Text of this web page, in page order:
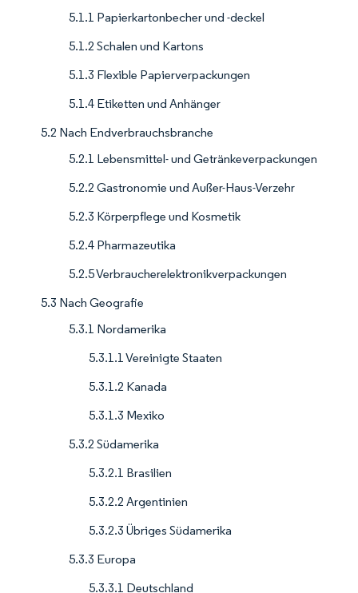
5.1.1 Papierkartonbecher und -deckel
5.1.2 Schalen und Kartons
5.1.3 Flexible Papierverpackungen
5.1.4 Etiketten und Anhänger
5.2 Nach Endverbrauchsbranche
5.2.1 Lebensmittel- und Getränkeverpackungen
5.2.2 Gastronomie und Außer-Haus-Verzehr
5.2.3 Körperpflege und Kosmetik
5.2.4 Pharmazeutika
5.2.5 Verbraucherelektronikverpackungen
5.3 Nach Geografie
5.3.1 Nordamerika
5.3.1.1 Vereinigte Staaten
5.3.1.2 Kanada
5.3.1.3 Mexiko
5.3.2 Südamerika
5.3.2.1 Brasilien
5.3.2.2 Argentinien
5.3.2.3 Übriges Südamerika
5.3.3 Europa
5.3.3.1 Deutschland